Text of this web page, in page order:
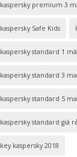
kaspersky premium 3
kaspersky Safe Kids
kaspersky standard 1
kaspersky standard 3
kaspersky standard 5
kaspersky standard giá
key kaspersky 2018